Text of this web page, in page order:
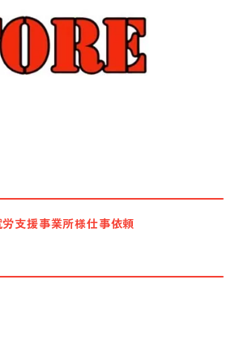
労支援事業所様仕事依頼